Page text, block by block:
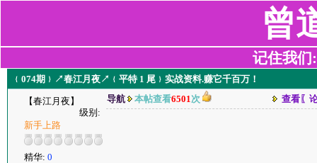
曾
记住我们
﹛074期﹜↗春江月夜↗﹛平特 1 尾﹜实战资料.赚它千百万！
【春江月夜】
级别:
新手上路
精华: 0
导航 本帖查看6501次 查看〖